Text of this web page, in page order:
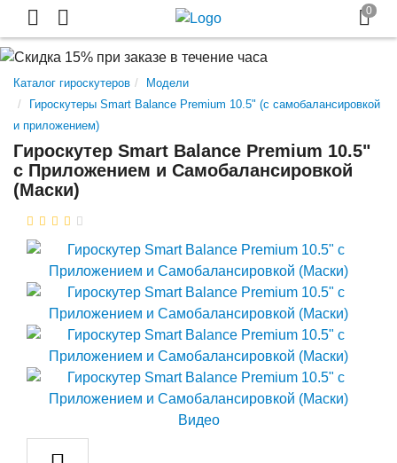
Каталог гироскутеров
Модели
Гироскутеры Smart Balance Premium 10.5" (с самобалансировкой
и приложением)
Гироскутер Smart Balance Premium 10.5"
с Приложением и Самобалансировкой
(Маски)